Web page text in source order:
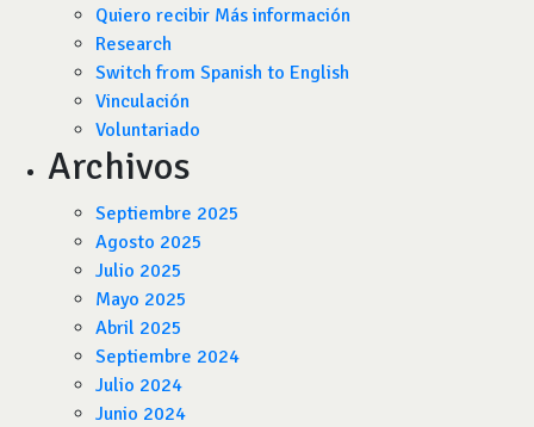
Quiero recibir Más información
Research
Switch from Spanish to English
Vinculación
Voluntariado
Archivos
Septiembre 2025
Agosto 2025
Julio 2025
Mayo 2025
Abril 2025
Septiembre 2024
Julio 2024
Junio 2024